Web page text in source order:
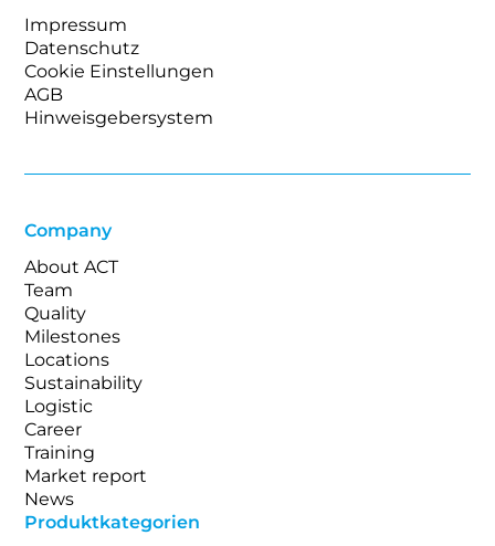
Impressum
Datenschutz
Cookie Einstellungen
AGB
Hinweisgebersystem
Company
About ACT
Team
Quality
Milestones
Locations
Sustainability
Logistic
Career
Training
Market report
News
Produktkategorien